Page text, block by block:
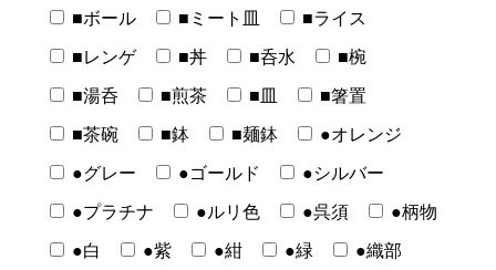
■ボール ■ミート皿 ■ライス
■レンゲ ■丼 ■呑水 ■椀
■湯呑 ■煎茶 ■皿 ■箸置
■茶碗 ■鉢 ■麺鉢 ●オレンジ
●グレー ●ゴールド ●シルバー
●プラチナ ●ルリ色 ●呉須 ●柄物
●白 ●紫 ●紺 ●緑 ●織部